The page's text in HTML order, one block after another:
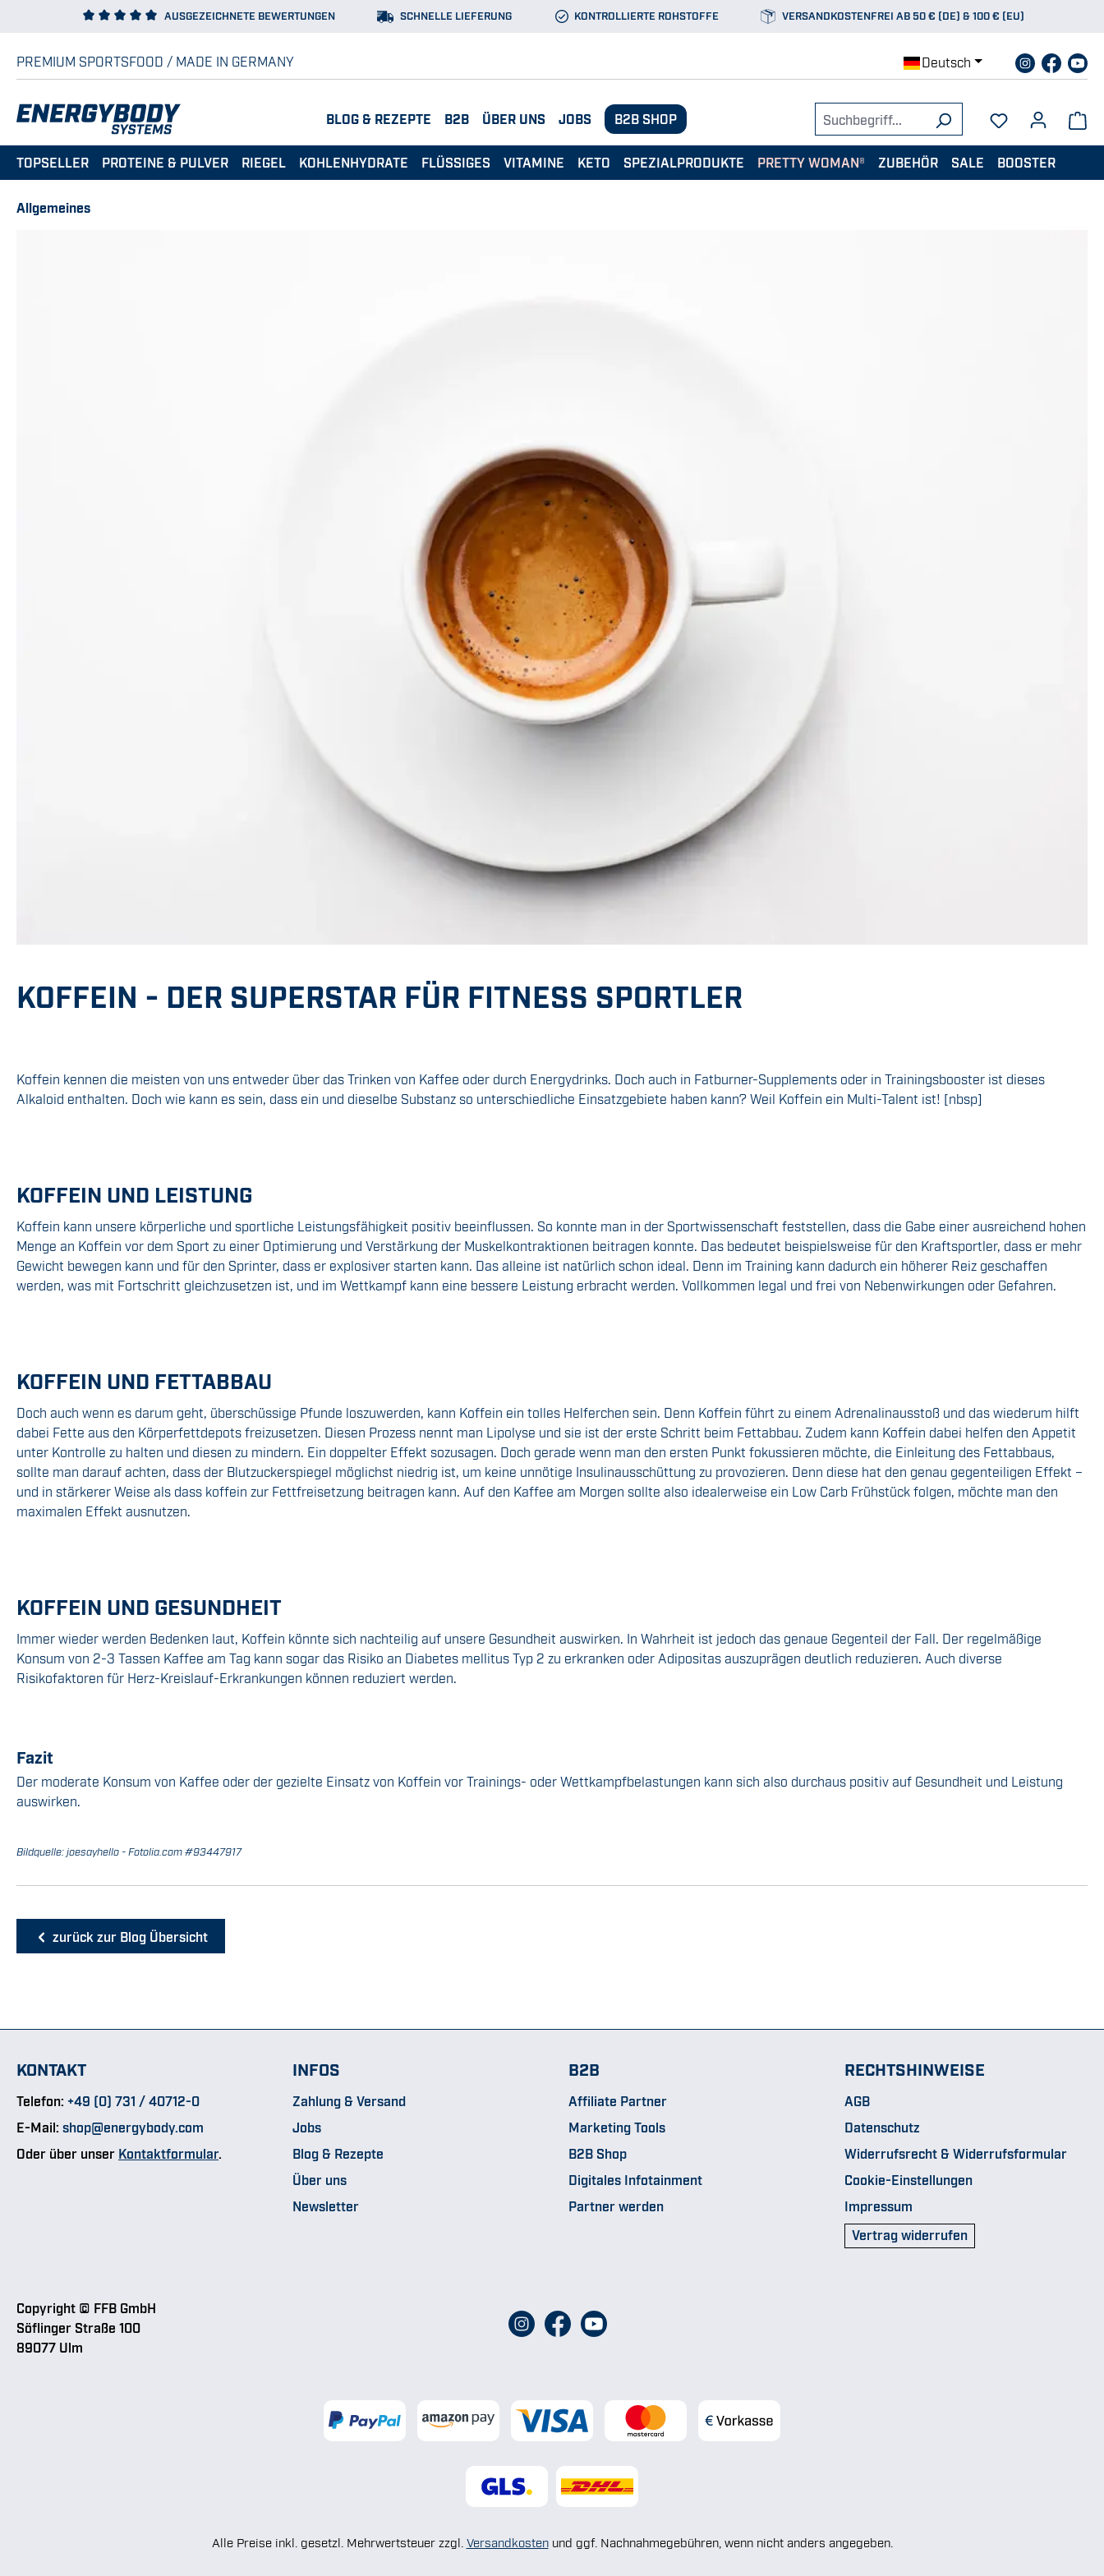
Hauptinhalt springen
Zur Suche springen
Zur Hauptnavigation springenAUSGEZEICHNETE BEWERTUNGEN SCHNELLE LIEFERUNG KONTROLLIERTE ROHSTOFFE VERSANDKOSTENFREI AB 50 € (DE) & 100 € (EU)
PREMIUM SPORTSFOOD / MADE IN GERMANY Deutsch
BLOG & REZEPTE B2B ÜBER UNS JOBS B2B SHOP
TOPSELLER PROTEINE & PULVER RIEGEL KOHLENHYDRATE FLÜSSIGES VITAMINE KETO SPEZIALPRODUKTE PRETTY WOMAN® ZUBEHÖR SALE BOOSTER
Allgemeines
KOFFEIN - DER SUPERSTAR FÜR FITNESS SPORTLER
Koffein kennen die meisten von uns entweder über das Trinken von Kaffee oder durch Energydrinks. Doch auch in Fatburner-Supplements oder in Trainingsbooster ist dieses
Alkaloid enthalten. Doch wie kann es sein, dass ein und dieselbe Substanz so unterschiedliche Einsatzgebiete haben kann? Weil Koffein ein Multi-Talent ist! [nbsp]
KOFFEIN UND LEISTUNG
Koffein kann unsere körperliche und sportliche Leistungsfähigkeit positiv beeinflussen. So konnte man in der Sportwissenschaft feststellen, dass die Gabe einer ausreichend hohen
Menge an Koffein vor dem Sport zu einer Optimierung und Verstärkung der Muskelkontraktionen beitragen konnte. Das bedeutet beispielsweise für den Kraftsportler, dass er mehr
Gewicht bewegen kann und für den Sprinter, dass er explosiver starten kann. Das alleine ist natürlich schon ideal. Denn im Training kann dadurch ein höherer Reiz geschaffen
werden, was mit Fortschritt gleichzusetzen ist, und im Wettkampf kann eine bessere Leistung erbracht werden. Vollkommen legal und frei von Nebenwirkungen oder Gefahren.
KOFFEIN UND FETTABBAU
Doch auch wenn es darum geht, überschüssige Pfunde loszuwerden, kann Koffein ein tolles Helferchen sein. Denn Koffein führt zu einem Adrenalinausstoß und das wiederum hilft
dabei Fette aus den Körperfettdepots freizusetzen. Diesen Prozess nennt man Lipolyse und sie ist der erste Schritt beim Fettabbau. Zudem kann Koffein dabei helfen den Appetit
unter Kontrolle zu halten und diesen zu mindern. Ein doppelter Effekt sozusagen. Doch gerade wenn man den ersten Punkt fokussieren möchte, die Einleitung des Fettabbaus,
sollte man darauf achten, dass der Blutzuckerspiegel möglichst niedrig ist, um keine unnötige Insulinausschüttung zu provozieren. Denn diese hat den genau gegenteiligen Effekt –
und in stärkerer Weise als dass koffein zur Fettfreisetzung beitragen kann. Auf den Kaffee am Morgen sollte also idealerweise ein Low Carb Frühstück folgen, möchte man den
maximalen Effekt ausnutzen.
KOFFEIN UND GESUNDHEIT
Immer wieder werden Bedenken laut, Koffein könnte sich nachteilig auf unsere Gesundheit auswirken. In Wahrheit ist jedoch das genaue Gegenteil der Fall. Der regelmäßige
Konsum von 2-3 Tassen Kaffee am Tag kann sogar das Risiko an Diabetes mellitus Typ 2 zu erkranken oder Adipositas auszuprägen deutlich reduzieren. Auch diverse
Risikofaktoren für Herz-Kreislauf-Erkrankungen können reduziert werden.
Fazit
Der moderate Konsum von Kaffee oder der gezielte Einsatz von Koffein vor Trainings- oder Wettkampfbelastungen kann sich also durchaus positiv auf Gesundheit und Leistung
auswirken.
Bildquelle: joesayhello - Fotolia.com #93447917
zurück zur Blog Übersicht
KONTAKT
Telefon: +49 (0) 731 / 40712-0
E-Mail: shop@energybody.com
Oder über unser Kontaktformular.
INFOS
Zahlung & Versand
Jobs
Blog & Rezepte
Über uns
Newsletter
B2B
Affiliate Partner
Marketing Tools
B2B Shop
Digitales Infotainment
Partner werden
RECHTSHINWEISE
AGB
Datenschutz
Widerrufsrecht & Widerrufsformular
Cookie-Einstellungen
Impressum
Vertrag widerrufen
Copyright © FFB GmbH
Söflinger Straße 100
89077 Ulm
Alle Preise inkl. gesetzl. Mehrwertsteuer zzgl. Versandkostenund ggf. Nachnahmegebühren, wenn nicht anders angegeben.